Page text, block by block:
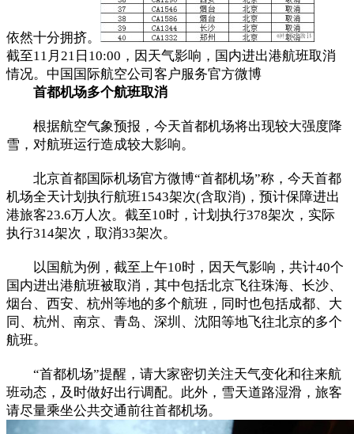
依然十分拥挤。
截至11月21日10:00，因天气影响，国内进出港航班取消
情况。中国国际航空公司客户服务官方微博
首都机场多个航班取消
根据航空气象预报，今天首都机场将出现较大强度降
雪，对航班运行造成较大影响。
北京首都国际机场官方微博“首都机场”称，今天首都
机场全天计划执行航班1543架次(含取消)，预计保障进出
港旅客23.6万人次。截至10时，计划执行378架次，实际
执行314架次，取消33架次。
以国航为例，截至上午10时，因天气影响，共计40个
国内进出港航班被取消，其中包括北京飞往珠海、长沙、
烟台、西安、杭州等地的多个航班，同时也包括成都、大
同、杭州、南京、青岛、深圳、沈阳等地飞往北京的多个
航班。
“首都机场”提醒，请大家密切关注天气变化和往来航
班动态，及时做好出行调配。此外，雪天道路湿滑，旅客
请尽量乘坐公共交通前往首都机场。